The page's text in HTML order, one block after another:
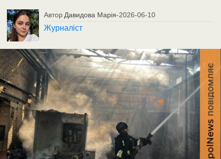
Автор Давидова Марія-2026-06-10
Журналіст